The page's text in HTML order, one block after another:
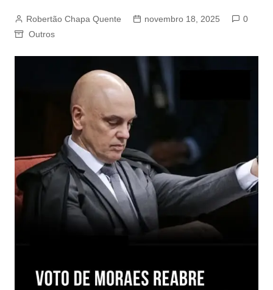
Robertão Chapa Quente novembro 18, 2025
0
Outros